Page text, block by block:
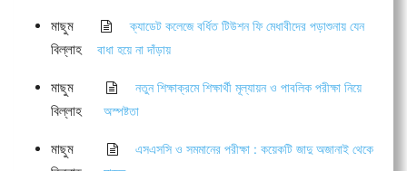
মাছুম
বিল্লাহ
ক্যাডেট কলেজে বর্ধিত টিউশন ফি মেধাবীদের পড়াশুনায় যেন
বাধা হয়ে না দাঁড়ায়
মাছুম
বিল্লাহ
নতুন শিক্ষাক্রমে শিক্ষার্থী মূল্যায়ন ও পাবলিক পরীক্ষা নিয়ে
অস্পষ্টতা
মাছুম
এসএসসি ও সমমানের পরীক্ষা : কয়েকটি জাদু অজানাই থেকে